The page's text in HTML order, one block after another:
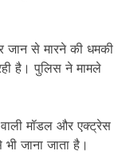
जान से मारने की धमकी
है। पुलिस ने मामले
वाली मॉडल और एक्ट्रेस
जाना जाता है।